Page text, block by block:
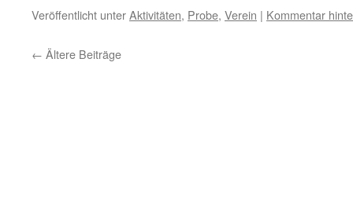
Veröffentlicht unterAktivitäten, Probe, Verein | Kommentar
← Ältere Beiträge